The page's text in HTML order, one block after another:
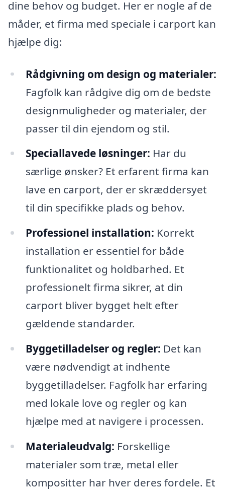
dine behov og budget. Her er nogle af de
måder, et firma med speciale i carport kan
hjælpe dig:
Rådgivning om design og materialer:
Fagfolk kan rådgive dig om de bedste
designmuligheder og materialer, der
passer til din ejendom og stil.
Speciallavede løsninger: Har du
særlige ønsker? Et erfarent firma kan
lave en carport, der er skræddersyet
til din specifikke plads og behov.
Professionel installation: Korrekt
installation er essentiel for både
funktionalitet og holdbarhed. Et
professionelt firma sikrer, at din
carport bliver bygget helt efter
gældende standarder.
Byggetilladelser og regler: Det kan
være nødvendigt at indhente
byggetilladelser. Fagfolk har erfaring
med lokale love og regler og kan
hjælpe med at navigere i processen.
Materialeudvalg: Forskellige
materialer som træ, metal eller
kompositter har hver deres fordele. Et